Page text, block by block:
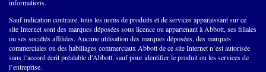
informations.
Sauf indication contraire, tous les noms de produits et de services apparaissant sur ce
site Internet sont des marques déposées sous licence ou appartenant à Abbott, ses filiales
ou ses sociétés affiliées. Aucune utilisation des marques déposées, des marques
commerciales ou des habillages commerciaux Abbott de ce site Internet n’est autorisée
sans l’accord écrit préalable d’Abbott, sauf pour identifier le produit ou les services de
l’entreprise.